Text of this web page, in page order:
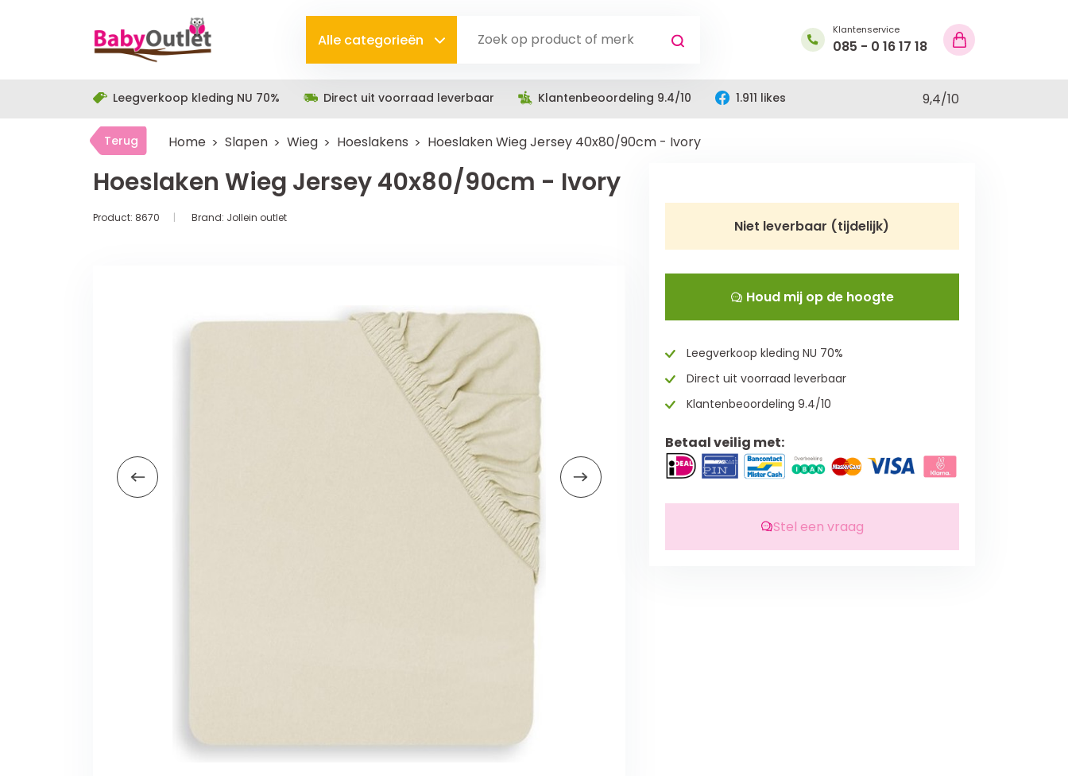
Alle categorieën
Klantenservice
085 - 0 16 17 18
Leegverkoop kleding NU 70% Direct uit voorraad leverbaar Klantenbeoordeling 9.4/10 1.911 likes 9,4/10
Terug Home Slapen Wieg Hoeslakens Hoeslaken Wieg Jersey 40x80/90cm - Ivory
Hoeslaken Wieg Jersey 40x80/90cm - Ivory
Product: 8670 Brand: Jollein outlet Niet leverbaar (tijdelijk)
Houd mij op de hoogte
Leegverkoop kleding NU 70%
Direct uit voorraad leverbaar
Klantenbeoordeling 9.4/10
Betaal veilig met:
Stel een vraag